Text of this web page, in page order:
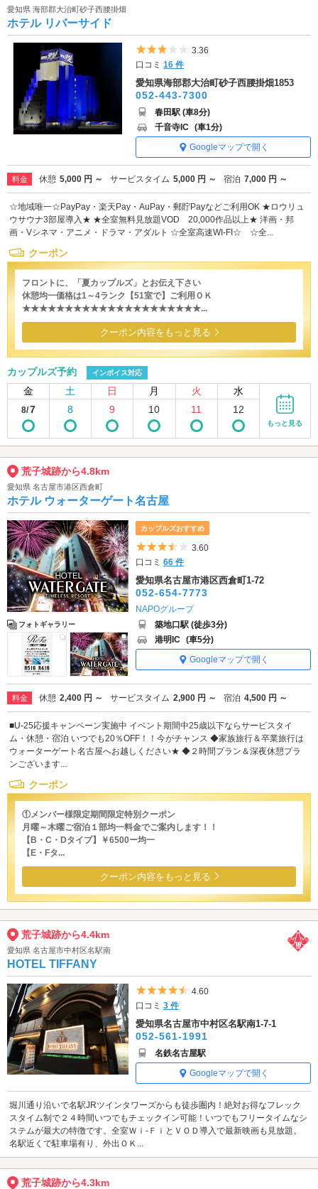
愛知県 海部郡大治町砂子西腰掛畑
ホテル リバーサイド
5つ星のうち3
3.36
口コミ16 件
愛知県海部郡大治町砂子西腰掛畑1853
052-443-7300
春田駅 (車8分)
千音寺IC (車1分)
Googleマップで開く
料金 休憩 5,000 円 ～ サービスタイム 5,000 円 ～ 宿泊 7,000 円 ～
☆地域唯一☆PayPay・楽天Pay・AuPay・郵貯Payなどご利用OK ★ロウリュ
ウサウナ3部屋導入★ ★全室無料見放題VOD 20,000作品以上★ 洋画・邦
画・Vシネマ・アニメ・ドラマ・アダルト ☆全室高速WI-FI☆ ☆全...
クーポン
フロントに、「夏カップルズ」とお伝え下さい
休憩均一価格は1～4ランク【51室で】ご利用ＯＫ
★★★★★★★★★★★★★★★★★★★★★...
クーポン内容をもっと見る
カップルズ予約 インボイス対応
金 土 日 月 火 水
8/7 8 9 10 11 12
もっと見る
荒子城跡から4.8km
愛知県 名古屋市港区西倉町
ホテル ウォーターゲート名古屋
フォトギャラリー
カップルズおすすめ
5つ星のうち3.5
3.60
口コミ66 件
愛知県名古屋市港区西倉町1-72
052-654-7773
NAPOグループ
築地口駅 (徒歩3分)
港明IC (車5分)
Googleマップで開く
料金 休憩 2,400 円 ～ サービスタイム 2,900 円 ～ 宿泊 4,500 円 ～
■U-25応援キャンペーン実施中 イベント期間中25歳以下ならサービスタイ
ム・休憩・宿泊 いつでも20％OFF！！今がチャンス ◆家族旅行＆卒業旅行は
ウォーターゲート名古屋へお越しください★ ◆２時間プラン＆深夜休憩プラ
ンございます...
クーポン
①メンバー様限定期間限定特別クーポン
月曜～木曜ご宿泊１部均一料金でご案内します！！
【B・C・Dタイプ】￥6500ー均一
【E・Fタ...
クーポン内容をもっと見る
荒子城跡から4.4km
愛知県 名古屋市中村区名駅南
HOTEL TIFFANY
5つ星のうち4.5
4.60
口コミ3 件
愛知県名古屋市中村区名駅南1-7-1
052-561-1991
名鉄名古屋駅
Googleマップで開く
堀川通り沿いで名駅JRツインタワーズからも徒歩圏内！絶対お得なフレック
スタイム制で２４時間いつでもチェックイン可能！いつでもフリータイムなシ
ステムが最大の特徴です。全室Ｗｉ-ＦｉとＶＯＤ導入で最新映画も見放題。
名駅近くで駐車場有り、外出ＯＫ...
荒子城跡から4.3km